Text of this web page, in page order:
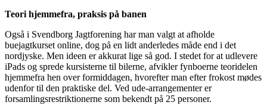
Teori hjemmefra, praksis på banen
Også i Svendborg Jagtforening har man valgt at afholde
buejagtkurset online, dog på en lidt anderledes måde end i det
nordjyske. Men ideen er akkurat lige så god. I stedet for at udlevere
iPads og sprede kursisterne til bilerne, afvikler fynboerne teoridelen
hjemmefra hen over formiddagen, hvorefter man efter frokost mødes
udenfor til den praktiske del. Ved ude-arrangementer er
forsamlingsrestriktionerne som bekendt på 25 personer.